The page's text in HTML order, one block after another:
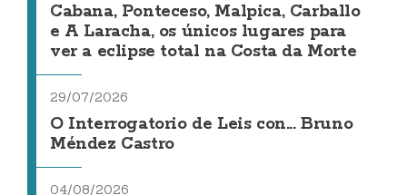
Cabana, Ponteceso, Malpica, Carballo
e A Laracha, os únicos lugares para
ver a eclipse total na Costa da Morte
29/07/2026
O Interrogatorio de Leis con... Bruno
Méndez Castro
04/08/2026